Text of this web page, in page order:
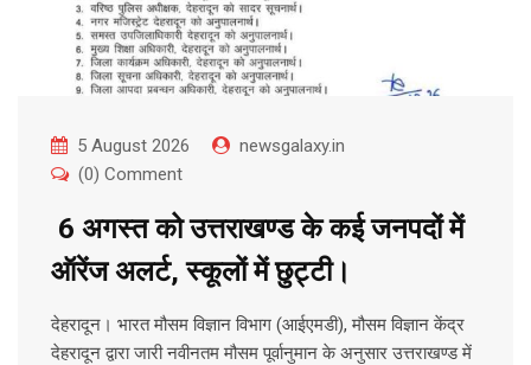
5 August 2026
newsgalaxy.in
(0) Comment
6 अगस्त को उत्तराखण्ड के कई जनपदों में
ऑरेंज अलर्ट, स्कूलों में छुट्टी।
देहरादून। भारत मौसम विज्ञान विभाग (आईएमडी), मौसम विज्ञान केंद्र
देहरादून द्वारा जारी नवीनतम मौसम पूर्वानुमान के अनुसार उत्तराखण्ड में